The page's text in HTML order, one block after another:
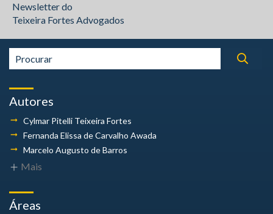
Newsletter do
Teixeira Fortes Advogados
Autores
Cylmar Pitelli Teixeira Fortes
Fernanda Elissa de Carvalho Awada
Marcelo Augusto de Barros
Mais
Áreas